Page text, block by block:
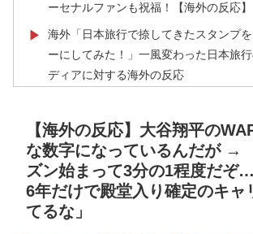
ーセナルファンも祝福！【海外の反応】
▶
海外「日本旅行で捺してきたスタンプ
ーにしてみた！」一風変わった日本旅
ディアに対する海外の反応
思う？ 第1話 高町流捕縛術に死角なし
▶ 【画像】フジテレビ2026入社新人アナ
▶ 【海外の反応】なぜイチローはあんな
ったの？「45歳引退で通算打率.311の
【海外の反応】大谷翔平の
な数字になっているんだが →
ズン始まって3分の1程度だ
6年だけで殿堂入り確定のキャ
てるな」